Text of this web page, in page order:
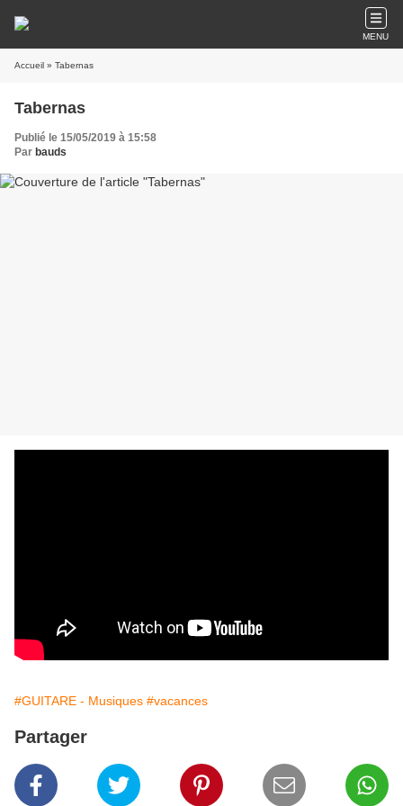
MENU
Accueil » Tabernas
Tabernas
Publié le 15/05/2019 à 15:58
Par bauds
#GUITARE - Musiques #vacances
Partager